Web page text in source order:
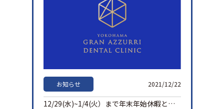
お知らせ 2021/12/22
12/29(水)~1/4(火）まで年末年始休暇とさせて頂きます。